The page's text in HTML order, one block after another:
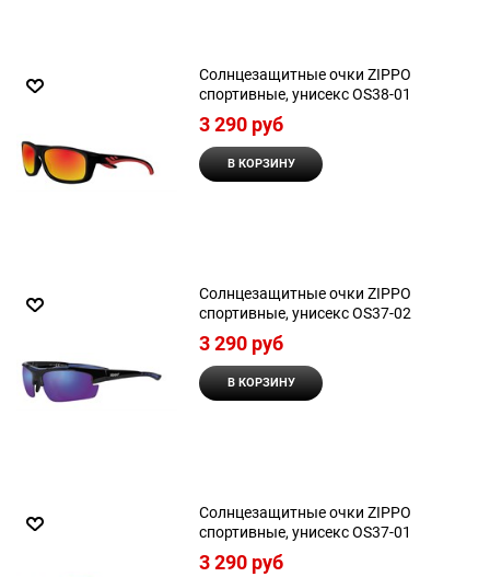
Солнцезащитные очки ZIPPO
спортивные, унисекс OS38-01
3 290 руб
В КОРЗИНУ
Солнцезащитные очки ZIPPO
спортивные, унисекс OS37-02
3 290 руб
В КОРЗИНУ
Солнцезащитные очки ZIPPO
спортивные, унисекс OS37-01
3 290 руб